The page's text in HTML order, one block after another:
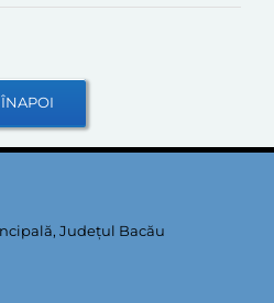
Județul Bacău